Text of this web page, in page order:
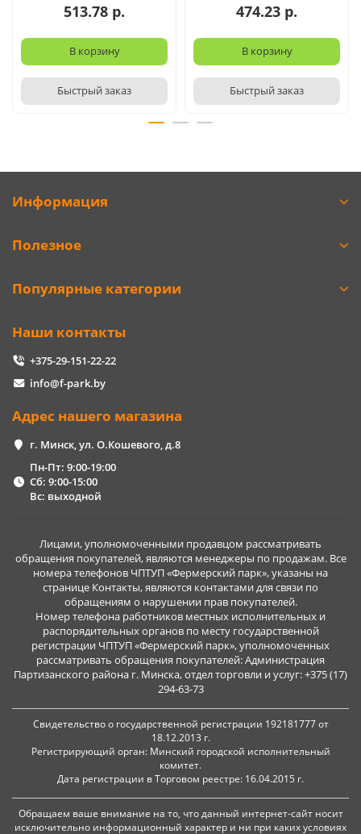
513.78 р.
В корзину
Быстрый заказ
474.23 р.
В корзину
Быстрый заказ
Информация
Полезное
Популярные категории
Наши контакты
+375-29-151-22-22
info@f-park.by
Адрес нашего магазина
г. Минск, ул. О.Кошевого, д.8
Пн-Пт: 9:00-19:00
Сб: 9:00-15:00
Вс: выходной
Лицами, уполномоченными продавцом рассматривать
обращения покупателей, являются менеджеры по продажам. Все
номера телефонов ЧПТУП «Фермерский парк», указаны на
странице Контакты, являются контактами для связи по
обращениям о нарушении прав покупателей.
Номер телефона работников местных исполнительных и
распорядительных органов по месту государственной
регистрации ЧПТУП «Фермерский парк», уполномоченных
рассматривать обращения покупателей: Администрация
Партизанского района г. Минска, отдел торговли и услуг: +375 (17)
294-63-73
Свидетельство о государственной регистрации 192181777 от
18.12.2013 г.
Регистрирующий орган: Минский городской исполнительный
комитет.
Дата регистрации в Торговом реестре: 16.04.2015 г.
Обращаем ваше внимание на то, что данный интернет-сайт носит
исключительно информационный характер и ни при каких условиях